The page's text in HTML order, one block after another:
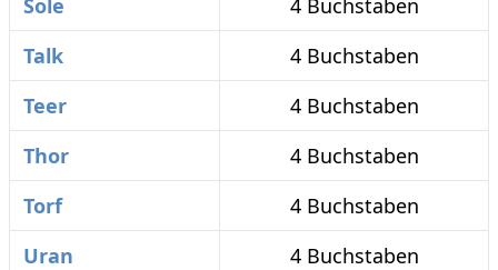
Sole
4 Buchstaben
Talk
4 Buchstaben
Teer
4 Buchstaben
Thor
4 Buchstaben
Torf
4 Buchstaben
Uran
4 Buchstaben